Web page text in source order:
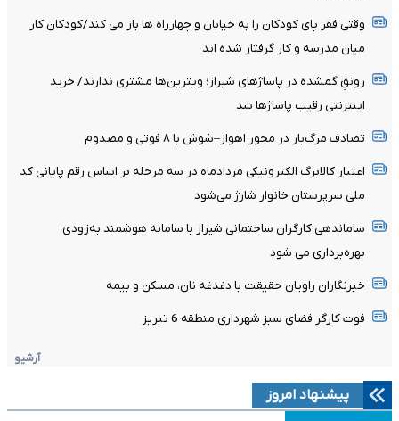
وقتی فقر پای کودکان را به خیابان و چهارراه ها باز می کند/کودکان کار
میان مدرسه و کار گرفتار شده اند
رونقِ گمشده در پاساژهای شیراز؛ ویترین‌ها مشتری ندارند/ خرید
اینترنتی رقیب پاساژها شد
تصادف مرگ‌بار در محور اهواز–شوش با ۸ فوتی و مصدوم
اعتبار کالابرگ الکترونیکی مردادماه در سه مرحله بر اساس رقم پایانی کد
ملی سرپرستان خانوار شارژ می‌شود
ساماندهی کارگران ساختمانی شیراز با سامانه هوشمند به‌زودی
بهره‌برداری می شود
خبرنگاران راویان حقیقت با دغدغه نان، مسکن و بیمه
فوت کارگر فضای سبز شهرداری منطقه 6 تبریز
آرشیو
پیشنهاد امروز